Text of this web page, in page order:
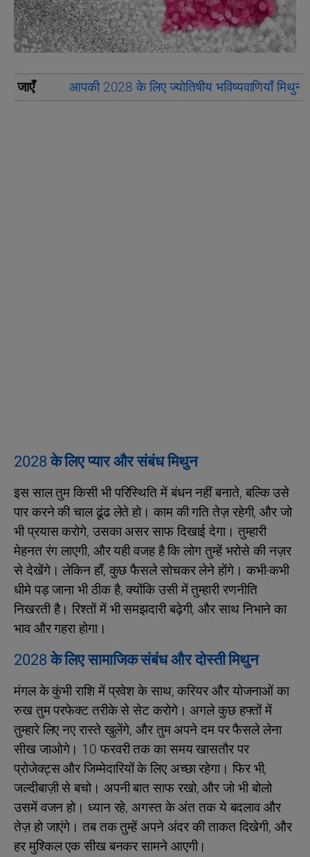
जाएँ आपकी 2028 के लिए ज्योतिषीय भविष्यवाणियाँ मिथुन
2028 के लिए प्यार और संबंध मिथुन
इस साल तुम किसी भी परिस्थिति में बंधन नहीं बनाते, बल्कि उसे
पार करने की चाल ढूंढ लेते हो। काम की गति तेज़ रहेगी, और जो
भी प्रयास करोगे, उसका असर साफ दिखाई देगा। तुम्हारी
मेहनत रंग लाएगी, और यही वजह है कि लोग तुम्हें भरोसे की नज़र
से देखेंगे। लेकिन हाँ, कुछ फैसले सोचकर लेने होंगे। कभी-कभी
धीमे पड़ जाना भी ठीक है, क्योंकि उसी में तुम्हारी रणनीति
निखरती है। रिश्तों में भी समझदारी बढ़ेगी, और साथ निभाने का
भाव और गहरा होगा।
2028 के लिए सामाजिक संबंध और दोस्ती मिथुन
मंगल के कुंभी राशि में प्रवेश के साथ, करियर और योजनाओं का
रुख तुम परफेक्ट तरीके से सेट करोगे। अगले कुछ हफ्तों में
तुम्हारे लिए नए रास्ते खुलेंगे, और तुम अपने दम पर फैसले लेना
सीख जाओगे। 10 फरवरी तक का समय खासतौर पर
प्रोजेक्ट्स और जिम्मेदारियों के लिए अच्छा रहेगा। फिर भी,
जल्दीबाज़ी से बचो। अपनी बात साफ रखो, और जो भी बोलो
उसमें वजन हो। ध्यान रहे, अगस्त के अंत तक ये बदलाव और
तेज़ हो जाएंगे। तब तक तुम्हें अपने अंदर की ताकत दिखेगी, और
हर मुश्किल एक सीख बनकर सामने आएगी।